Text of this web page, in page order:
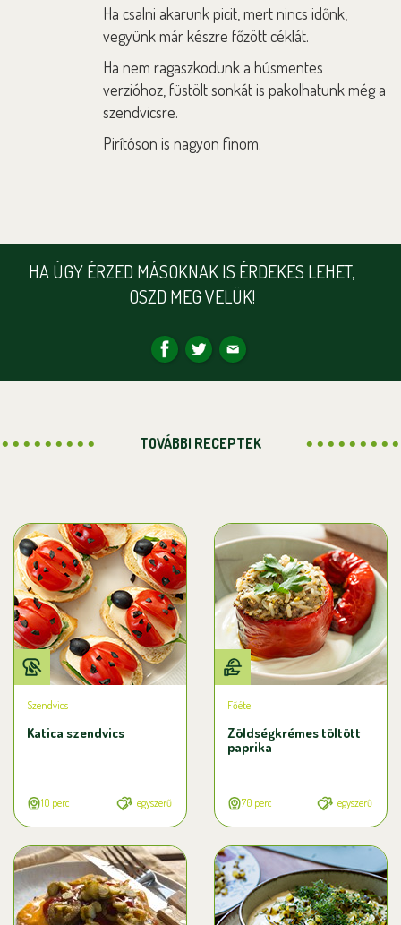
Ha csalni akarunk picit, mert nincs időnk,
vegyünk már készre főzött céklát.
Ha nem ragaszkodunk a húsmentes
verzióhoz, füstölt sonkát is pakolhatunk még a
szendvicsre.
Pirítóson is nagyon finom.
HA ÚGY ÉRZED MÁSOKNAK IS ÉRDEKES LEHET,
OSZD MEG VELÜK!
TOVÁBBI RECEPTEK
Szendvics
Katica szendvics
10 perc egyszerű
Főétel
Zöldségkrémes töltött
paprika
70 perc egyszerű